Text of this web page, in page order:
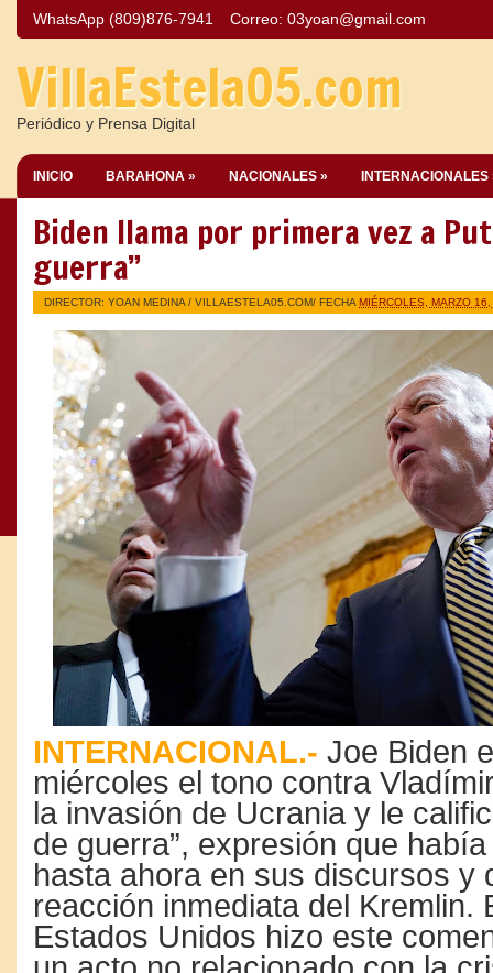
WhatsApp (809)876-7941 Correo: 03yoan@gmail.com
VillaEstela05.com
Periódico y Prensa Digital
INICIO BARAHONA » NACIONALES » INTERNACIONALES
Biden llama por primera vez a
guerra”
DIRECTOR: YOAN MEDINA / VILLAESTELA05.COM/ FECHA MIÉRCOLES, MARZO
INTERNACIONAL.- Joe Biden
miércoles el tono contra
la invasión de Ucrania y le
de guerra”, expresión que
hasta ahora en sus discursos y
reacción inmediata del Kremlin.
Estados Unidos hizo este